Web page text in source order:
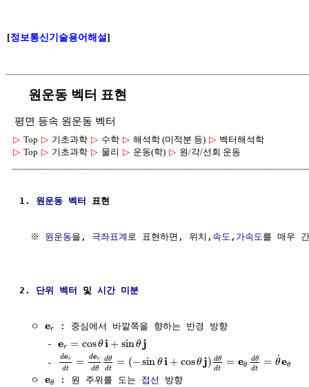
[정보통신기술용어해설]
원운동 벡터 표현
평면 등속 원운동 벡터
▷ Top ▷ 기초과학 ▷ 수학 ▷ 해석학 (미적분 등) ▷ 벡터해석학
▷ Top ▷ 기초과학 ▷ 물리 ▷ 운동(학) ▷ 원/각/선회 운동
1. 원운동 벡터 표현
  ※
원운동을, 극좌표계 로 표현하면, 위치, 속도 , 가속도 를 매우
2. 단위 벡터 및 시간 미분
  ㅇ
er
: 중심에서 바깥쪽을 향하는 반경 방향
     -
er = cosθ i + sin θ j
     -
der
dt
= der
dθ
dθ
dt
= (−sin θ i + cosθ j) dθ
dt
= eθ
dθ
dt
= ˙
θeθ
  ㅇ
eθ : 원 주위를 도는 접선
방향